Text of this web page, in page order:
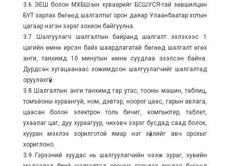
3.6 ЭЕШ болон МХБШ-ын хуваарийг БСШУСЯ-тай зөвшилцөн
БҮТ зарлах бөгөөд шалгалтыг орон даяар Улаанбаатар хотын
цагаар нэгэн зэрэг зохион байгуулна.
3.7 Шалгуулагч шалгалтын байранд шалгалт эхлэхээс 1
цагийн өмнө ирсэн байх шаардлагатай бөгөөд шалгалт өгөх
анги, танхимд 10 минутын өмнө суудлаа эзэлсэн байна.
Дурдсан хугацаанаас хожимдсон шалгуулагчийг шалгалтад
оруулахгүй.
3.8 Шалгалтын анги танхимд гар утас, тооны машин, таблиц,
томъёоны хураангуй, ном, дэвтэр, ноорог цаас, гарын авлага,
цаасан болон электрон толь бичиг, компьютер, таблет,
ухаалаг цаг, дуу хураагуур, чихэвч зэрэг бусдад саад болох,
хууран мэхлэх зорилготой ямар нэг зүйлийг авч орохыг
хориглоно.
3.9 Гэрээний хуудас нь шалгуулагчийн чээж зураг, хувийн